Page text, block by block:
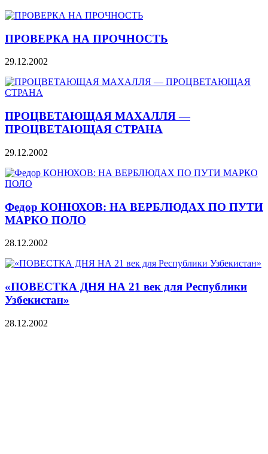
ПРОВЕРКА НА ПРОЧНОСТЬ
29.12.2002
ПРОЦВЕТАЮЩАЯ МАХАЛЛЯ —
ПРОЦВЕТАЮЩАЯ СТРАНА
29.12.2002
Федор КОНЮХОВ: НА ВЕРБЛЮДАХ ПО ПУТИ
МАРКО ПОЛО
28.12.2002
«ПОВЕСТКА ДНЯ НА 21 век для Республики
Узбекистан»
28.12.2002